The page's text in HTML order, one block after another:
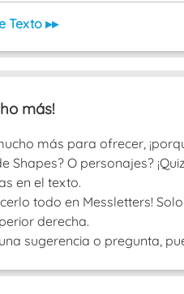
Texto ▸▸
más!
más para ofrecer,
Shapes? O personajes?
en el texto.
todo en Messletters!
derecha.
sugerencia o pregunta,